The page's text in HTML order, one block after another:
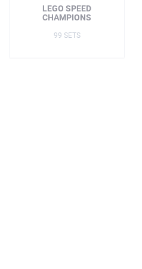
LEGO SPEED
CHAMPIONS
99 SETS